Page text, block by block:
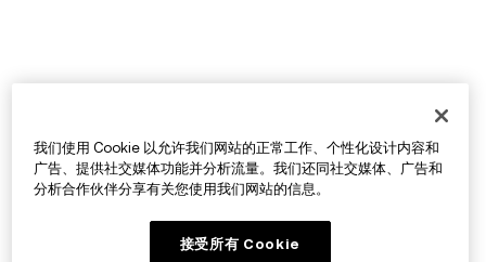
我们使用 Cookie 以允许我们网站的正常工作、个性化设计内容和
广告、提供社交媒体功能并分析流量。我们还同社交媒体、广告和
分析合作伙伴分享有关您使用我们网站的信息。
接受所有 Cookie